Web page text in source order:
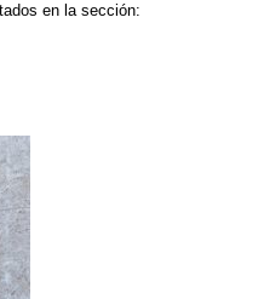
en la sección: